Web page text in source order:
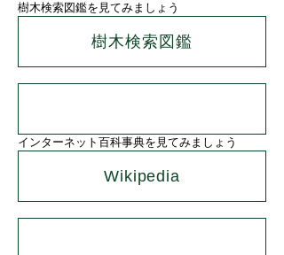
樹木検索図鑑を見てみましょう
樹木検索図鑑
インターネット百科事典を見てみましょう
Wikipedia